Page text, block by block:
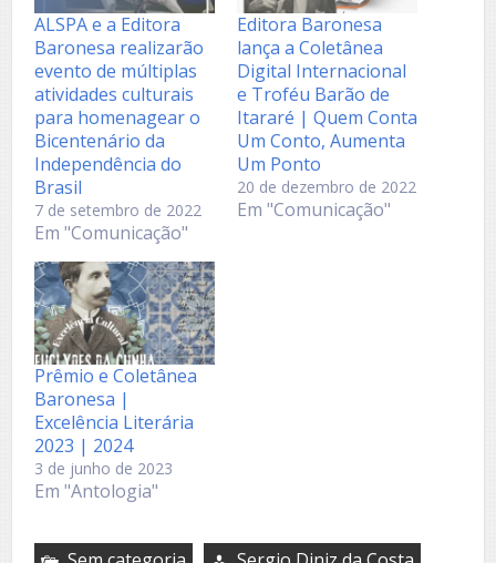
ALSPA e a Editora
Baronesa realizarão
evento de múltiplas
atividades culturais
para homenagear o
Bicentenário da
Independência do
Brasil
7 de setembro de 2022
Em "Comunicação"
Editora Baronesa
lança a Coletânea
Digital Internacional
e Troféu Barão de
Itararé | Quem Conta
Um Conto, Aumenta
Um Ponto
20 de dezembro de 2022
Em "Comunicação"
Prêmio e Coletânea
Baronesa |
Excelência Literária
2023 | 2024
3 de junho de 2023
Em "Antologia"